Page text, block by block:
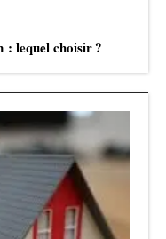
: lequel choisir ?